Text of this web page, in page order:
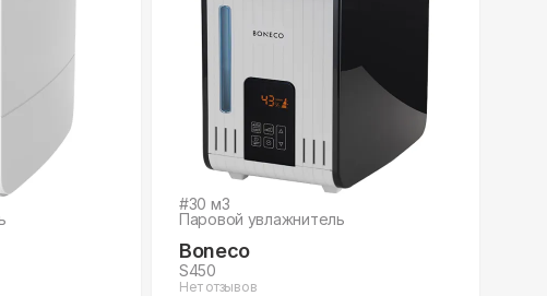
#30 м3
Паровой увлажнитель
Boneco
S450
Нет отзывов